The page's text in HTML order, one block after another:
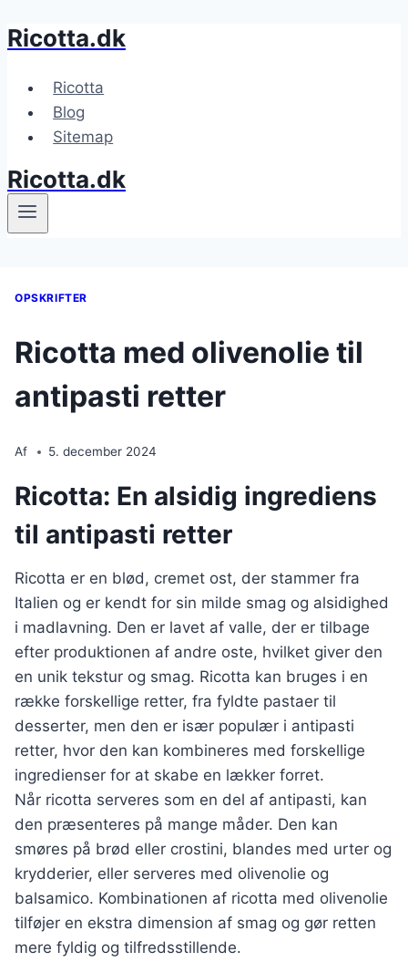
Fortsæt
indhold
Ricotta.dk
Ricotta
Blog
Sitemap
Ricotta.dk
OPSKRIFTER
Ricotta med olivenolie til
antipasti retter
Af 5. december 2024
Ricotta: En alsidig ingrediens
til antipasti retter
Ricotta er en blød, cremet ost, der stammer fra
Italien og er kendt for sin milde smag og alsidighed
i madlavning. Den er lavet af valle, der er tilbage
efter produktionen af andre oste, hvilket giver den
en unik tekstur og smag. Ricotta kan bruges i en
række forskellige retter, fra fyldte pastaer til
desserter, men den er især populær i antipasti
retter, hvor den kan kombineres med forskellige
ingredienser for at skabe en lækker forret.
Når ricotta serveres som en del af antipasti, kan
den præsenteres på mange måder. Den kan
smøres på brød eller crostini, blandes med urter og
krydderier, eller serveres med olivenolie og
balsamico. Kombinationen af ricotta med olivenolie
tilføjer en ekstra dimension af smag og gør retten
mere fyldig og tilfredsstillende.